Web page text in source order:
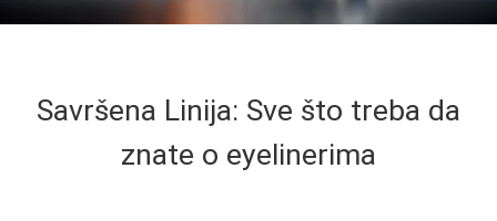
Savršena Linija: Sve što treba da
znate o eyelinerima